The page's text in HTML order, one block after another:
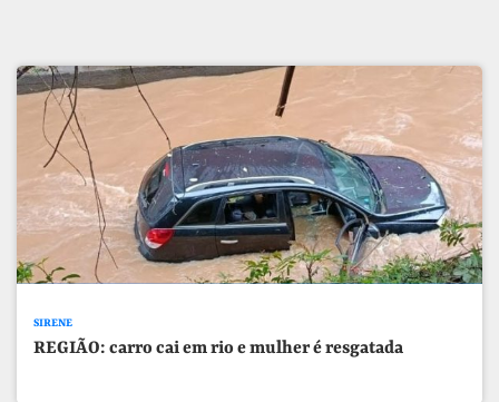
SIRENE
REGIÃO: carro cai em rio e mulher é resgatada